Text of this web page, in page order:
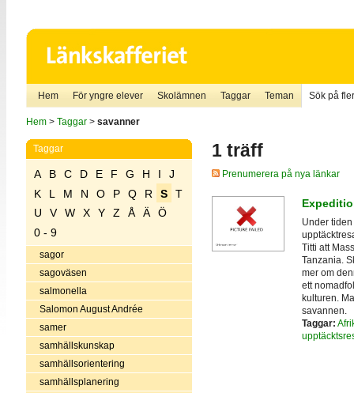
Hem För yngre elever Skolämnen Taggar Teman Sök på
Hem> Taggar> savanner
Taggar
A B C D E F G H I
J
K
L M N O P Q R S
T
U
V W X Y Z Å Ä
Ö
0 - 9
sagor
sagoväsen
salmonella
Salomon August Andrée
samer
samhällskunskap
samhällsorientering
samhällsplanering
1 träff
Prenumerera på nya länkar
Under
Titti att
Tanzania.
mer om
ett
kulturen.
savannen.
Taggar: